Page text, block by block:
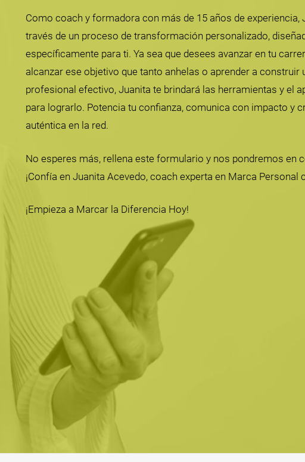
Como coach y formadora con más de 15 años de experiencia,
través de un proceso de transformación personalizado,
específicamente para ti. Ya sea que desees avanzar en tu
alcanzar ese objetivo que tanto anhelas o aprender a construir
profesional efectivo, Juanita te brindará las herramientas y el
para lograrlo. Potencia tu confianza, comunica con impacto y
auténtica en la red.
No esperes más, rellena este formulario y nos pondremos en
¡Confía en Juanita Acevedo, coach experta en Marca Personal
¡Empieza a Marcar la Diferencia Hoy!